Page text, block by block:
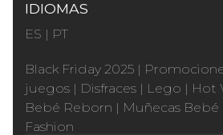
IDIOMAS
ES | PT
Black Friday 2025 |
juegos | Disfraces | Lego | Hot
Bebé Reborn | Muñecas Bebé
Fashion